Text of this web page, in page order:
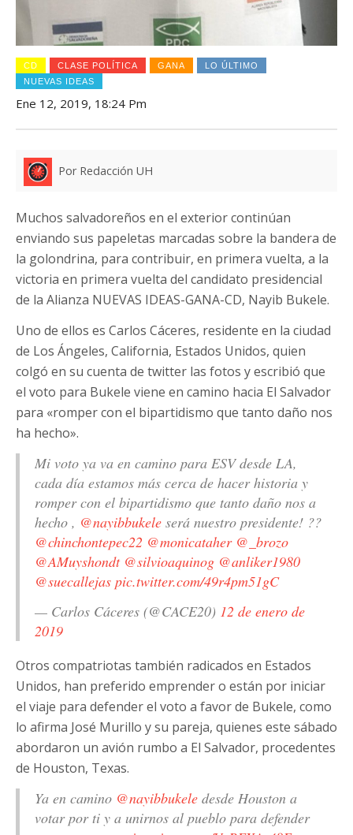
CD CLASE POLÍTICA GANA
LO ÚLTIMO
NUEVAS IDEAS
Ene 12, 2019, 18:24 Pm
Por Redacción UH
Muchos salvadoreños en el exterior continúan
enviando sus papeletas marcadas sobre la bandera de
la golondrina, para contribuir, en primera vuelta, a la
victoria en primera vuelta del candidato presidencial
de la Alianza NUEVAS IDEAS-GANA-CD, Nayib Bukele.
Uno de ellos es Carlos Cáceres, residente en la ciudad
de Los Ángeles, California, Estados Unidos, quien
colgó en su cuenta de twitter las fotos y escribió que
el voto para Bukele viene en camino hacia El Salvador
para «romper con el bipartidismo que tanto daño nos
ha hecho».
Mi voto ya va en camino para ESV desde LA,
cada día estamos más cerca de hacer historia y
romper con el bipartidismo que tanto daño nos a
hecho , @nayibbukele será nuestro presidente! ??
@chinchontepec22 @monicataher @_brozo
@AMuyshondt @silvioaquinog @anliker1980
@suecallejas pic.twitter.com/49r4pm51gC
— Carlos Cáceres (@CACE20) 12 de enero de
2019
Otros compatriotas también radicados en Estados
Unidos, han preferido emprender o están por iniciar
el viaje para defender el voto a favor de Bukele, como
lo afirma José Murillo y su pareja, quienes este sábado
abordaron un avión rumbo a El Salvador, procedentes
de Houston, Texas.
Ya en camino @nayibbukele desde Houston a
votar por ti y a unirnos al pueblo para defender